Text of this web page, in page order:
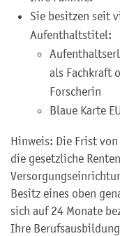
Sie besitzen seit
Aufenthaltstitel:
als Fachkraft
Forscherin
Blaue Karte
Hinweis: Die Frist
die gesetzliche
Besitz eines oben
sich auf 24 Monate
Ihre